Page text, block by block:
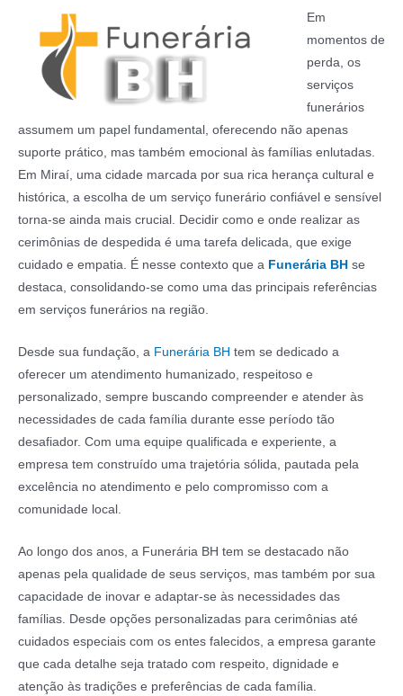
Em
momentos de
perda, os
serviços
funerários
assumem um papel fundamental, oferecendo não apenas
suporte prático, mas também emocional às famílias enlutadas.
Em Miraí, uma cidade marcada por sua rica herança cultural e
histórica, a escolha de um serviço funerário confiável e sensível
torna-se ainda mais crucial. Decidir como e onde realizar as
cerimônias de despedida é uma tarefa delicada, que exige
cuidado e empatia. É nesse contexto que a Funerária BH se
destaca, consolidando-se como uma das principais referências
em serviços funerários na região.
Desde sua fundação, a Funerária BH tem se dedicado a
oferecer um atendimento humanizado, respeitoso e
personalizado, sempre buscando compreender e atender às
necessidades de cada família durante esse período tão
desafiador. Com uma equipe qualificada e experiente, a
empresa tem construído uma trajetória sólida, pautada pela
excelência no atendimento e pelo compromisso com a
comunidade local.
Ao longo dos anos, a Funerária BH tem se destacado não
apenas pela qualidade de seus serviços, mas também por sua
capacidade de inovar e adaptar-se às necessidades das
famílias. Desde opções personalizadas para cerimônias até
cuidados especiais com os entes falecidos, a empresa garante
que cada detalhe seja tratado com respeito, dignidade e
atenção às tradições e preferências de cada família.